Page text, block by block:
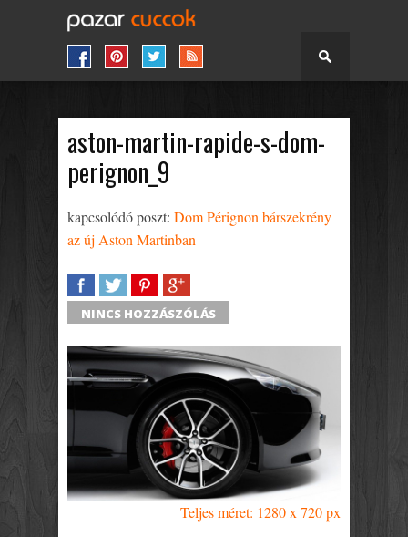
aston-martin-rapide-s-dom-
perignon_9
kapcsolódó poszt: Dom Pérignon bárszekrény
az új Aston Martinban
SHARETWEETSHARESHARE
NINCS HOZZÁSZÓLÁS
Teljes méret: 1280 x 720 px